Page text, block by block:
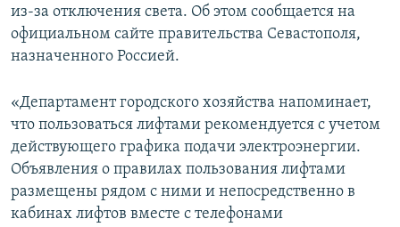
из-за отключения света. Об этом сообщается на
официальном сайте правительства Севастополя,
назначенного Россией.
«Департамент городского хозяйства напоминает,
что пользоваться лифтами рекомендуется с учетом
действующего графика подачи электроэнергии.
Объявления о правилах пользования лифтами
размещены рядом с ними и непосредственно в
кабинах лифтов вместе с телефонами